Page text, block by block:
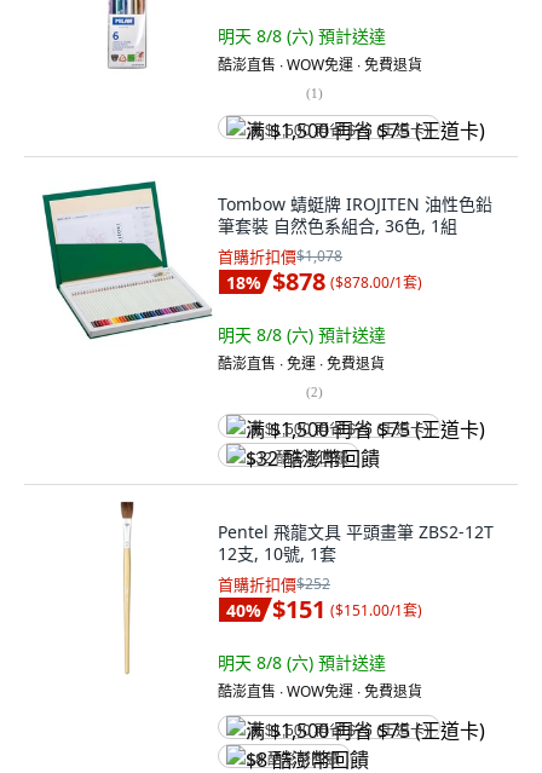
明天 8/8 (六) 預計送達
酷澎直售 ∙ WOW免運 ∙ 免費退貨
(1)
满 $1,500 再省 $75 (王道卡)
Tombow 蜻蜓牌 IROJITEN 油性色鉛
筆套裝 自然色系組合, 36色, 1組
首購折扣價$1,078
18% $878 ($878.00/1套)
明天 8/8 (六) 預計送達
酷澎直售 ∙ 免運 ∙ 免費退貨
(2)
满 $1,500 再省 $75 (王道卡)
$32 酷澎幣回饋
Pentel 飛龍文具 平頭畫筆 ZBS2-12T
12支, 10號, 1套
首購折扣價$252
40% $151 ($151.00/1套)
明天 8/8 (六) 預計送達
酷澎直售 ∙ WOW免運 ∙ 免費退貨
满 $1,500 再省 $75 (王道卡)
$8 酷澎幣回饋